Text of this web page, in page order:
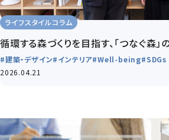
ライフスタイルコラム
循環する森づくりを目指す、「つなぐ森
#建築・デザイン#インテリア#Well-being#SDGs
2026.04.21